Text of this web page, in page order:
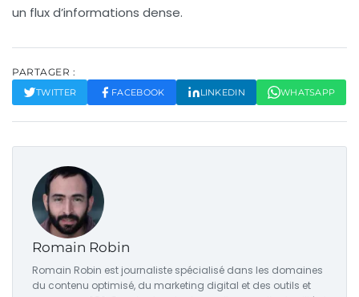
un flux d’informations dense.
PARTAGER :
TWITTER FACEBOOK LINKEDIN WHATSAPP
Romain Robin
Romain Robin est journaliste spécialisé dans les domaines
du contenu optimisé, du marketing digital et des outils et